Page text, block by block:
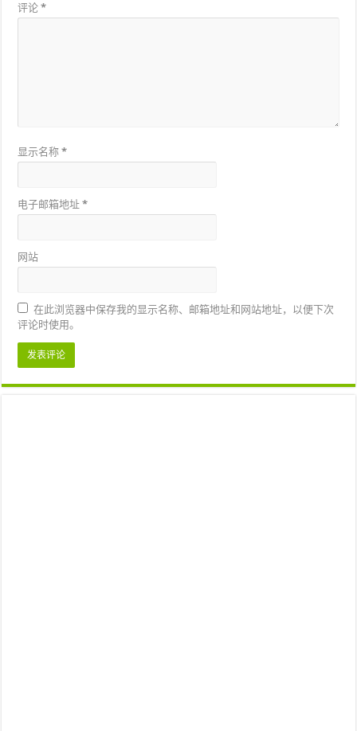
评论*
显示名称*
电子邮箱地址*
网站
在此浏览器中保存我的显示名称、邮箱地址和网站地址，以便下次
评论时使用。